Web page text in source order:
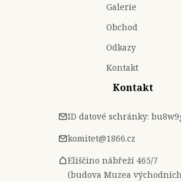
Galerie
Obchod
Odkazy
Kontakt
Kontakt
ID datové schránky:
komitet@1866.cz
Eliščino nábřeží 465/7
(budova Muzea